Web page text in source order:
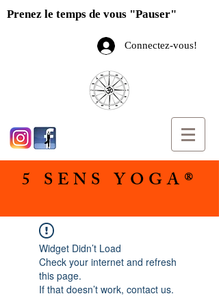
Prenez le temps de vous "Pauser"
Connectez-vous!
5 SENS YOGA®
Widget Didn’t Load
Check your internet and refresh
this page.
If that doesn’t work, contact us.